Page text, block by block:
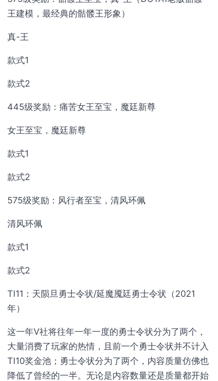
王建模，最经典的骷髅王形象）
真-王
款式1
款式2
445级奖励：痛苦女王至宝，魔廷新尊
女王至宝，魔廷新尊
款式1
款式2
575级奖励：风行者至宝，清风环佩
清风环佩
款式1
款式2
TI11：天陨旦勇士令状/延魔魇廷勇士令状（2021
年）
这一年V社将往年一年一度的勇士令状分为了两个，
大量消费了玩家的热情，且前一个勇士令状并不计入
TI10奖金池；勇士令状分为了两个，内容质量仿佛也
降低了曾经的一半。无论是内容数量还是质量都开始